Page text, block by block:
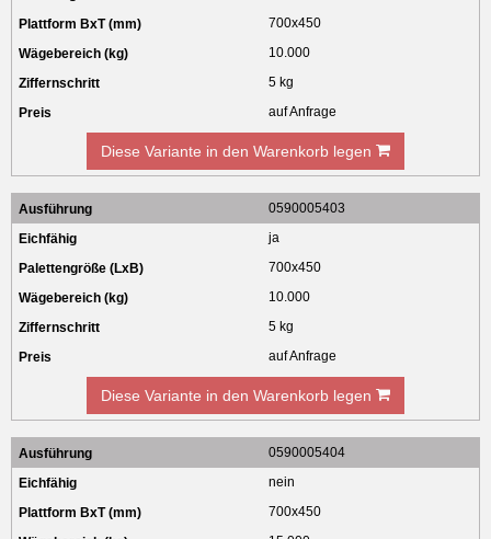
700x450
10.000
5 kg
auf Anfrage
Diese Variante in den Warenkorb legen
0590005403
ja
700x450
10.000
5 kg
auf Anfrage
Diese Variante in den Warenkorb legen
0590005404
nein
700x450